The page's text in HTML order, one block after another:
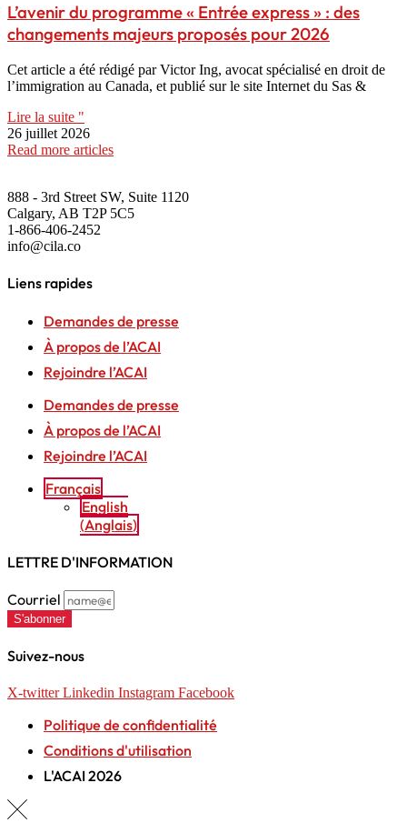
L’avenir du programme « Entrée express » : des
changements majeurs proposés pour 2026
Cet article a été rédigé par Victor Ing, avocat spécialisé en droit de
l’immigration au Canada, et publié sur le site Internet du Sas &
Lire la suite "
26 juillet 2026
Read more articles
888 - 3rd Street SW, Suite 1120
Calgary, AB T2P 5C5
1-866-406-2452
info@cila.co
Liens rapides
Demandes de presse
À propos de l’ACAI
Rejoindre l’ACAI
Demandes de presse
À propos de l’ACAI
Rejoindre l’ACAI
Français
English
(Anglais)
LETTRE D'INFORMATION
Courriel
S'abonner
Suivez-nous
X-twitter Linkedin Instagram Facebook
Politique de confidentialité
Conditions d'utilisation
L'ACAI 2026